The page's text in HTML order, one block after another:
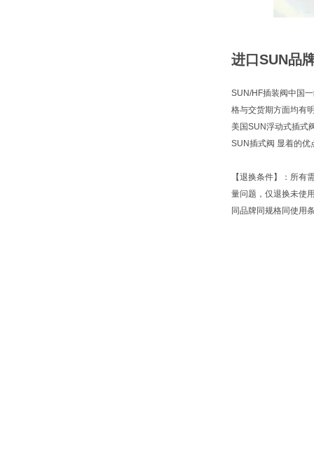
进口SUN品
SUN/HF插装阀中国
格与交货期方面均有
美国SUN浮动式插式
SUN插式阀 显着的优
【退换条件】：所
量问题，仅退换未使
同品牌同规格同使用